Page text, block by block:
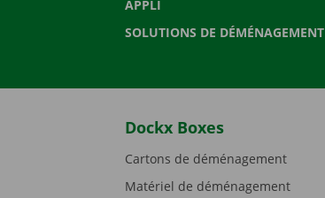
APPLI
SOLUTIONS DE DÉMÉNAGEMENT
Dockx Boxes
Cartons de déménagement
Matériel de déménagement